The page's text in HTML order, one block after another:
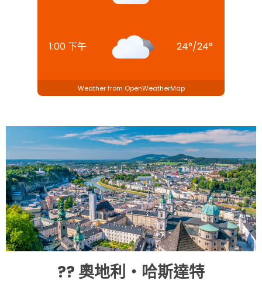
1:00 下午 24°/24°
Weather from OpenWeatherMap
?? 奧地利・哈斯達特